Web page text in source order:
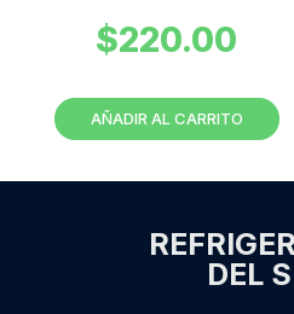
$220.00
AÑADIR AL CARRITO
DEL